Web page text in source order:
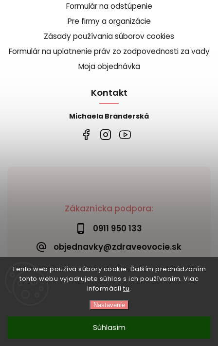
Tento web používa súbory cookie. Ďalším prechádzaním
tohto webu vyjadrujete súhlas s ich používaním. Viac
informácií tu.
Nastavenie
Súhlasím
Zákaznícka podpora:
0911 950 133
objednavky@zdraveovocie.sk
Formulár na odstúpenie
Pre firmy a organizácie
Zásady používania súborov cookies
Formulár na uplatnenie práv zo zodpovednosti za vady
Moja objednávka
Kontakt
Michaela Branderská
Zdravé ovocie. Všetky práva vyhradené.
Shoptet | Design